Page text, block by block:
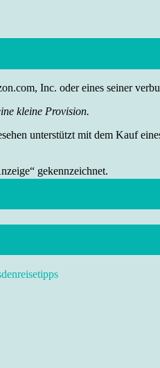
Inc. oder eines seiner
kleine Provision.
unterstützt mit dem Kauf
gekennzeichnet.